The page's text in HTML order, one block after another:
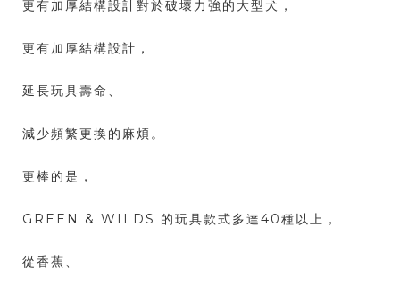
更有加厚結構設計對於破壞力強的大型犬，
更有加厚結構設計，
延長玩具壽命、
減少頻繁更換的麻煩。
更棒的是，
GREEN & WILDS 的玩具款式多達40種以上，
從香蕉、